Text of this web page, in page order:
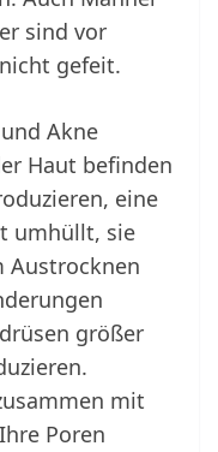
sind vor
gefeit.
Akne
Haut befinden
eine
umhüllt, sie
Austrocknen
größer
mit
Poren